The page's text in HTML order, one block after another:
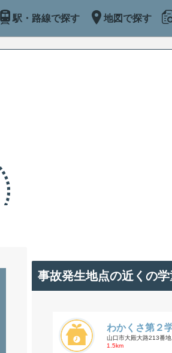
駅・路線で探す 地図で探す
事故発生地点の近くの
わかくさ第２
山口市大殿大路213番地
1.5km